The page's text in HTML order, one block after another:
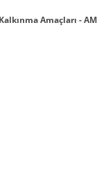
Amaçları -